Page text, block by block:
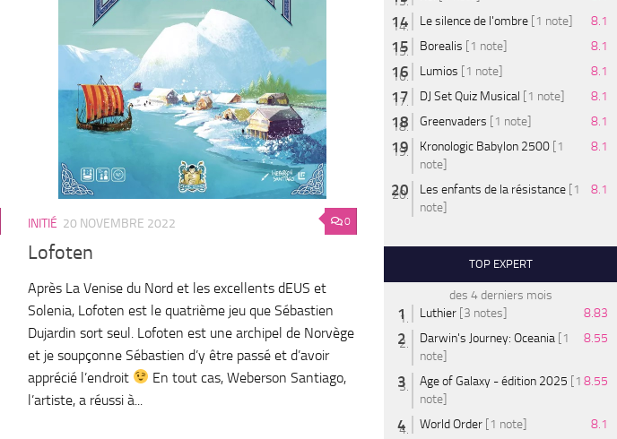
0
INITIÉ 20 NOVEMBRE 2022
Lofoten
Après La Venise du Nord et les excellents dEUS et
Solenia, Lofoten est le quatrième jeu que Sébastien
Dujardin sort seul. Lofoten est une archipel de Norvège
et je soupçonne Sébastien d’y être passé et d’avoir
apprécié l’endroit
En tout cas, Weberson Santiago,
l’artiste, a réussi à...
Le silence de l'ombre [1 note]
8.1
Borealis [1 note]
8.1
Lumios [1 note]
8.1
DJ Set Quiz Musical [1 note]
8.1
Greenvaders [1 note]
8.1
Kronologic Babylon 2500 [1
note]
8.1
Les enfants de la résistance [1
note]
8.1
TOP EXPERT
des 4 derniers mois
Luthier [3 notes]
8.83
Darwin's Journey: Oceania [1
note]
8.55
Age of Galaxy - édition 2025 [1
note]
8.55
World Order [1 note]
8.1